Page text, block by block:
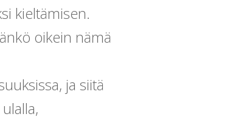
kieltämisen.
oikein nämä
ja siitä